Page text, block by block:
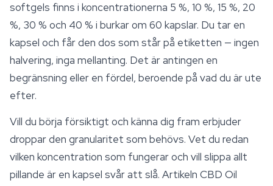
softgels finns i koncentrationerna 5 %, 10 %, 15 %, 20
%, 30 % och 40 % i burkar om 60 kapslar. Du tar en
kapsel och får den dos som står på etiketten — ingen
halvering, inga mellanting. Det är antingen en
begränsning eller en fördel, beroende på vad du är ute
efter.
Vill du börja försiktigt och känna dig fram erbjuder
droppar den granularitet som behövs. Vet du redan
vilken koncentration som fungerar och vill slippa allt
pillande är en kapsel svår att slå. Artikeln CBD Oil